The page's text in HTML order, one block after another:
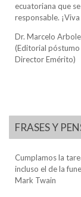
ecuatoriana que
responsable.
Dr. Marcelo
(Editorial póstumo
Director Emérito)
FRASES Y
Cumplamos la
incluso el de la
Mark Twain